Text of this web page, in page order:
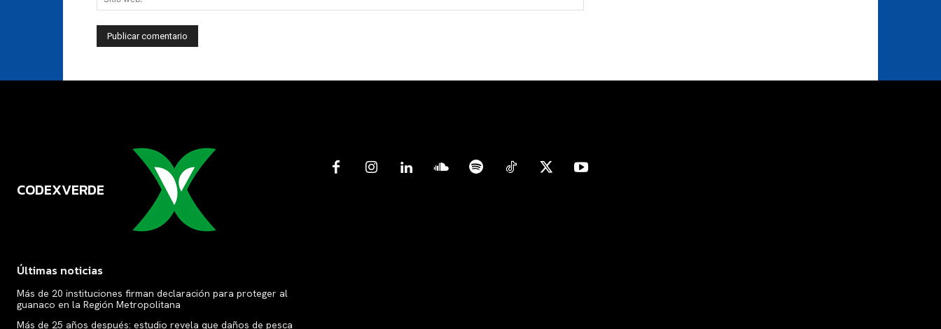
CODEXVERDE
Últimas noticias
Más de 20 instituciones firman declaración para proteger al
guanaco en la Región Metropolitana
Más de 25 años después: estudio revela que daños de pesca